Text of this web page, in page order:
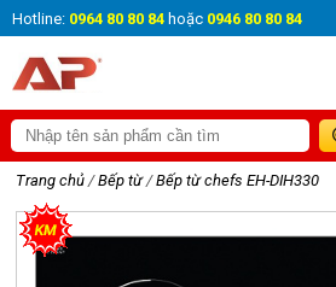
Hotline: 0964 80 80 84 hoặc 0946 80 80 84
Trang chủ / Bếp từ / Bếp từ chefs EH-DIH330